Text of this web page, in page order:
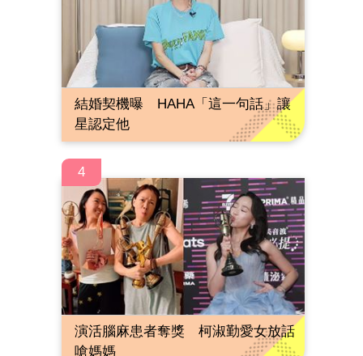
結婚契機曝 HAHA「這一句話」讓
星認定他
4
演活腦麻患者奪獎 柯淑勤愛女放話
嗆媽媽